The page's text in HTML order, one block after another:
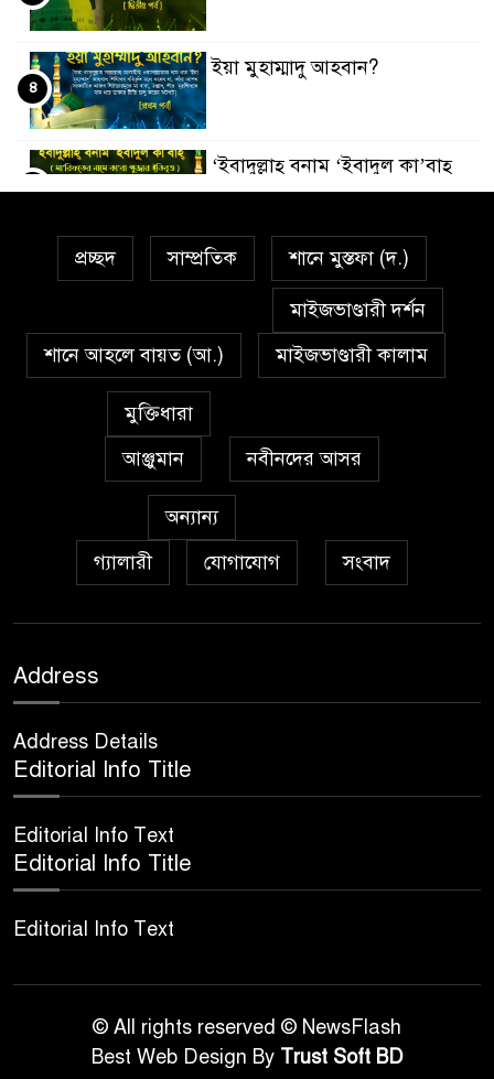
ইয়া মুহাম্মাদু আহবান?
৪
‘ইবাদুল্লাহ্ বনাম ‘ইবাদুল কা’বাহ্
সর্বকালের সব সমস্যার সমাধানের
একমাত্র উপায় মহানবী (দঃ) আদর্শ
প্রেমাস্পদের গলি
অঞ্চল ভিত্তিক জশনে জুলূসে ঈদে
মিলাদুন্নবী এর গুরুত্ব
আইয়ূবীদের গ্রীবায় মারওয়ানী
১০
‘উরসে পাক সম্পন্ন
প্রচ্ছদ সাম্প্রতিক শানে মুস্তফা (দ.)
শানে আহলে বায়ত (আ.)
মাইজভাণ্ডারী দর্শন
মাইজভাণ্ডারী কালাম
মুক্তিধারা
আঞ্জুমান
নবীনদের আসর
অন্যান্য
গ্যালারী
যোগাযোগ সংবাদ
Address
Address Details
Editorial Info Title
Editorial Info Text
Editorial Info Title
Editorial Info Text
© All rights reserved © NewsFlash
Best Web Design By Trust Soft BD